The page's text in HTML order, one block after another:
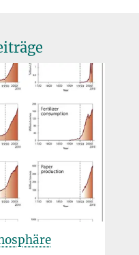
Roberts
Carleton
Mitarbeiter